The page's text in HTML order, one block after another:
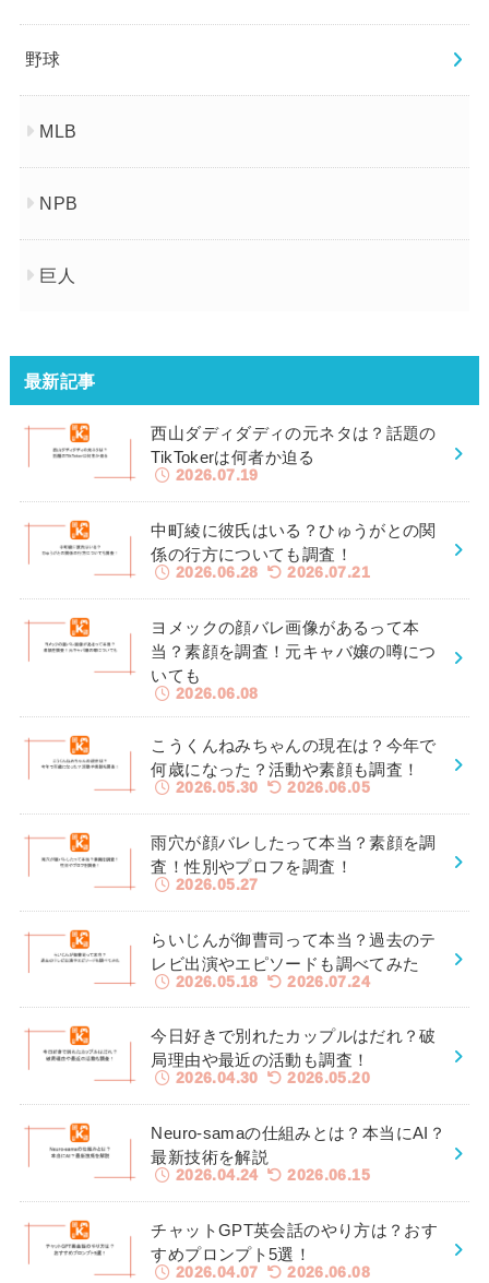
野球
MLB
NPB
巨人
最新記事
西山ダディダディの元ネタは？話題の
TikTokerは何者か迫る
2026.07.19
中町綾に彼氏はいる？ひゅうがとの関
係の行方についても調査！
2026.06.28 2026.07.21
ヨメックの顔バレ画像があるって本
当？素顔を調査！元キャバ嬢の噂につ
いても
2026.06.08
こうくんねみちゃんの現在は？今年で
何歳になった？活動や素顔も調査！
2026.05.30 2026.06.05
雨穴が顔バレしたって本当？素顔を調
査！性別やプロフを調査！
2026.05.27
らいじんが御曹司って本当？過去のテ
レビ出演やエピソードも調べてみた
2026.05.18 2026.07.24
今日好きで別れたカップルはだれ？破
局理由や最近の活動も調査！
2026.04.30 2026.05.20
Neuro-samaの仕組みとは？本当にAI？
最新技術を解説
2026.04.24 2026.06.15
チャットGPT英会話のやり方は？おす
すめプロンプト5選！
2026.04.07 2026.06.08